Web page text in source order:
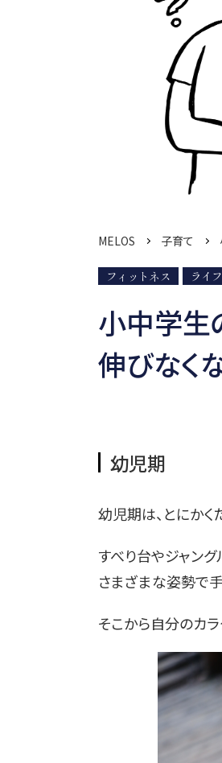
MELOS 子育て
フィットネス ライ
小中学生
伸びなく
幼児期
幼児期は、とにかく
すべり台やジャング
さまざまな姿勢で
そこから自分のカラ